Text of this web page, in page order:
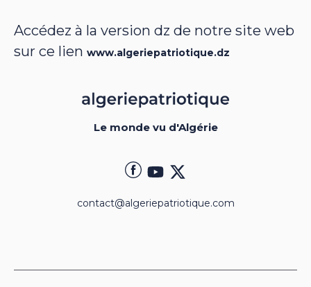
Accédez à la version dz de notre site web
sur ce lien www.algeriepatriotique.dz
Le monde vu d'Algérie
contact@algeriepatriotique.com